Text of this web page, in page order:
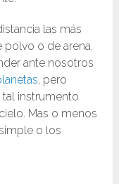
las más
o de arena.
ante nosotros
, pero
instrumento
Mas o menos
o los